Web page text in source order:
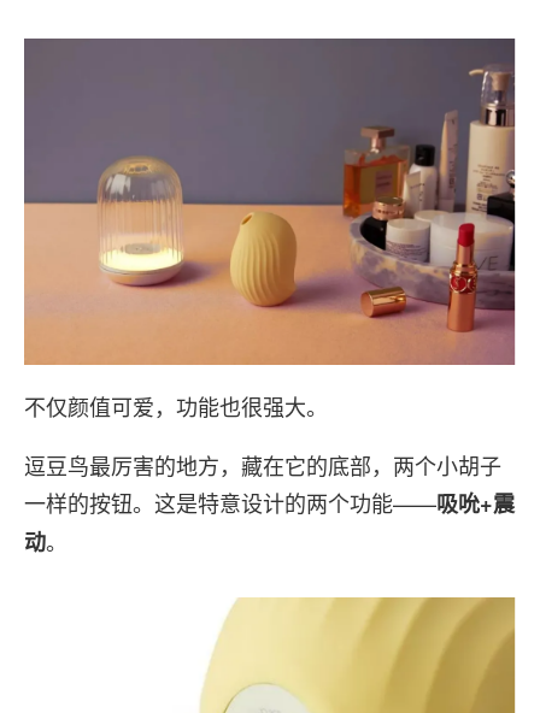
不仅颜值可爱，功能也很强大。
逗豆鸟最厉害的地方，藏在它的底部，两个小胡子
一样的按钮。这是特意设计的两个功能——吸吮+震
动。